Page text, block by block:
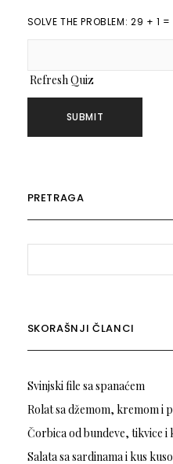
SOLVE THE PROBLEM: 29 + 1 =
Refresh Quiz
PRETRAGA
SKORAŠNJI ČLANCI
Svinjski file sa spanaćem
Rolat sa džemom, kremom i
Čorbica od bundeve, tikvice
Salata sa sardinama i kus